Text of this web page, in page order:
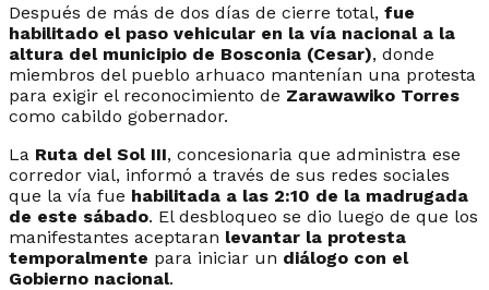
Después de más de dos días de cierre total, fue
habilitado el paso vehicular en la vía nacional a la
altura del municipio de Bosconia (Cesar), donde
miembros del pueblo arhuaco mantenían una protesta
para exigir el reconocimiento de Zarawawiko Torres
como cabildo gobernador.
La Ruta del Sol III, concesionaria que administra ese
corredor vial, informó a través de sus redes sociales
que la vía fue habilitada a las 2:10 de la madrugada
de este sábado. El desbloqueo se dio luego de que los
manifestantes aceptaran levantar la protesta
temporalmente para iniciar un diálogo con el
Gobierno nacional.